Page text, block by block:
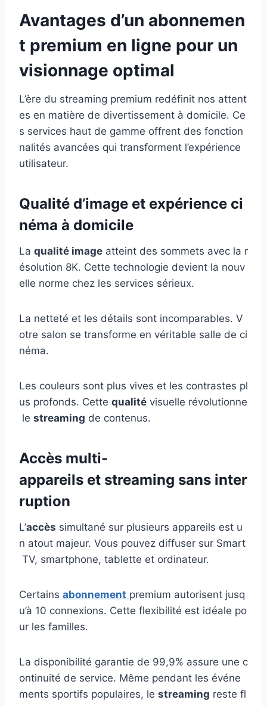
Avantages d’un abonnemen
t premium en ligne pour un
visionnage optimal
L’ère du streaming premium redéfinit nos attent
es en matière de divertissement à domicile. Ce
s services haut de gamme offrent des fonction
nalités avancées qui transforment l’expérience
utilisateur.
Qualité d’image et expérience ci
néma à domicile
La qualité image atteint des sommets avec la r
ésolution 8K. Cette technologie devient la nouv
elle norme chez les services sérieux.
La netteté et les détails sont incomparables. V
otre salon se transforme en véritable salle de ci
néma.
Les couleurs sont plus vives et les contrastes pl
us profonds. Cette qualité visuelle révolutionne
le streaming de contenus.
Accès multi-
appareils et streaming sans inter
ruption
L’accès simultané sur plusieurs appareils est u
n atout majeur. Vous pouvez diffuser sur Smart
TV, smartphone, tablette et ordinateur.
Certains abonnement premium autorisent jusq
u’à 10 connexions. Cette flexibilité est idéale po
ur les familles.
La disponibilité garantie de 99,9% assure une c
ontinuité de service. Même pendant les événe
ments sportifs populaires, le streaming reste fl